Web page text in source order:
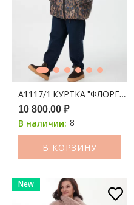
А1117/1 КУРТКА
10 800.00 ₽
В наличии: 8
В КОРЗИНУ
New